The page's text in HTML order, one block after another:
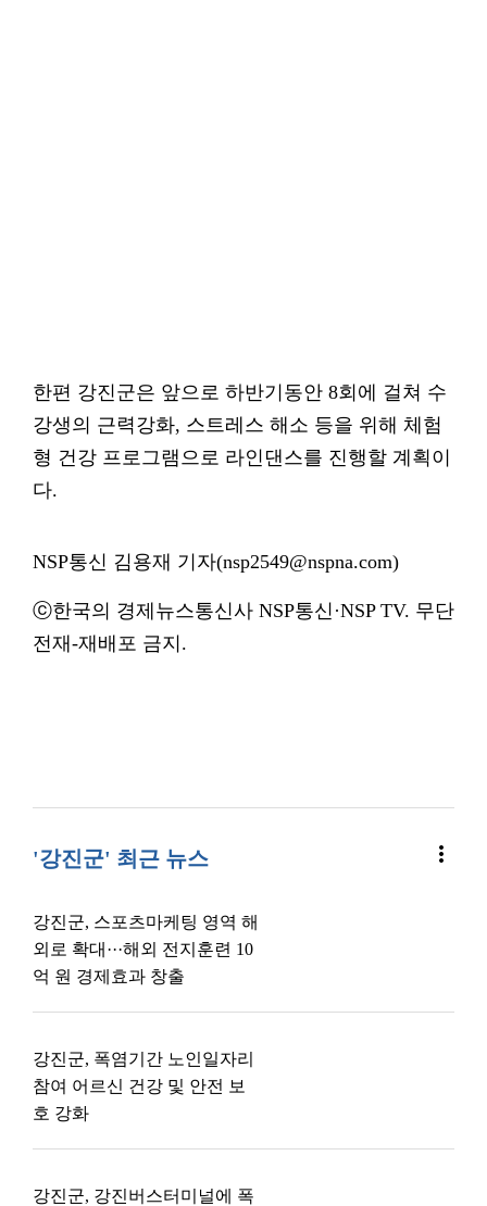
한편 강진군은 앞으로 하반기동안 8회에 걸쳐 수
강생의 근력강화, 스트레스 해소 등을 위해 체험
형 건강 프로그램으로 라인댄스를 진행할 계획이
다.
NSP통신 김용재 기자(nsp2549@nspna.com)
ⓒ한국의 경제뉴스통신사 NSP통신·NSP TV. 무단
전재-재배포 금지.
'강진군' 최근 뉴스 more_vert
강진군, 스포츠마케팅 영역 해
외로 확대···해외 전지훈련 10
억 원 경제효과 창출
강진군, 폭염기간 노인일자리
참여 어르신 건강 및 안전 보
호 강화
강진군, 강진버스터미널에 폭